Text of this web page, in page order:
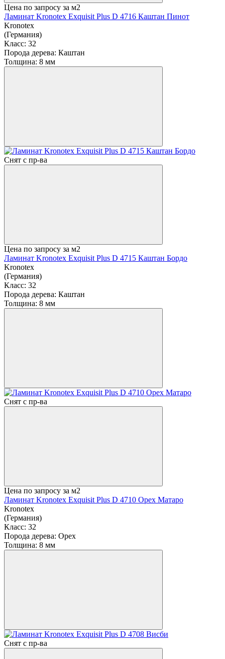
Цена по запросу за м2
Ламинат Kronotex Exquisit Plus D 4716 Каштан Пинот
Kronotex
(Германия)
Класс: 32
Порода дерева: Каштан
Толщина: 8 мм
Снят с пр-ва
Цена по запросу за м2
Ламинат Kronotex Exquisit Plus D 4715 Каштан Бордо
Kronotex
(Германия)
Класс: 32
Порода дерева: Каштан
Толщина: 8 мм
Снят с пр-ва
Цена по запросу за м2
Ламинат Kronotex Exquisit Plus D 4710 Орех Матаро
Kronotex
(Германия)
Класс: 32
Порода дерева: Орех
Толщина: 8 мм
Снят с пр-ва